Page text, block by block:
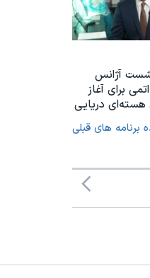
آژانس
برای آغاز
هسته‌ای دریایی
برنامه های قبلی